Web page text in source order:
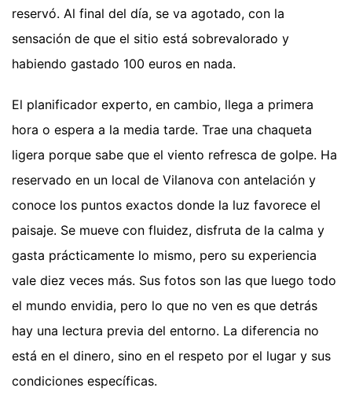
reservó. Al final del día, se va agotado, con la
sensación de que el sitio está sobrevalorado y
habiendo gastado 100 euros en nada.
El planificador experto, en cambio, llega a primera
hora o espera a la media tarde. Trae una chaqueta
ligera porque sabe que el viento refresca de golpe. Ha
reservado en un local de Vilanova con antelación y
conoce los puntos exactos donde la luz favorece el
paisaje. Se mueve con fluidez, disfruta de la calma y
gasta prácticamente lo mismo, pero su experiencia
vale diez veces más. Sus fotos son las que luego todo
el mundo envidia, pero lo que no ven es que detrás
hay una lectura previa del entorno. La diferencia no
está en el dinero, sino en el respeto por el lugar y sus
condiciones específicas.